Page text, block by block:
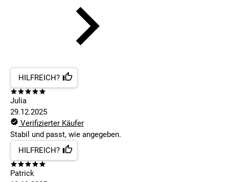
HILFREICH?
Julia
29.12.2025
Verifizierter Käufer
Stabil und passt, wie angegeben.
HILFREICH?
Patrick